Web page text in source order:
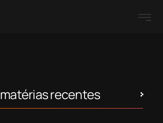
matérias recentes